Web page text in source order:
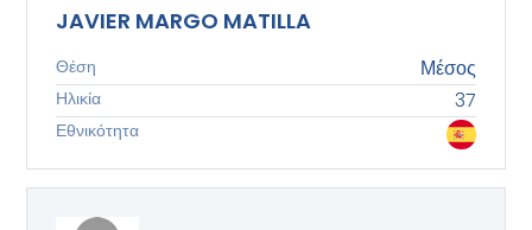
JAVIER MARGO MATILLA
Θέση Μέσος
Ηλικία 37
Εθνικότητα